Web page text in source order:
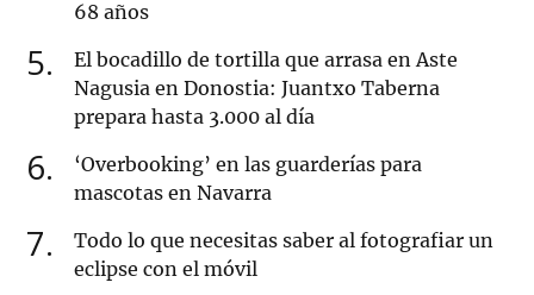
68 años
5
El bocadillo de tortilla que arrasa en Aste
Nagusia en Donostia: Juantxo Taberna
prepara hasta 3.000 al día
6
‘Overbooking’ en las guarderías para
mascotas en Navarra
7
Todo lo que necesitas saber al fotografiar un
eclipse con el móvil